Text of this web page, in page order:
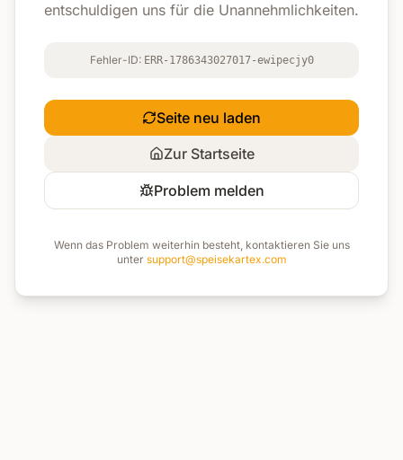
entschuldigen uns für die Unannehmlichkeiten.
Fehler-ID: ERR-1786343027017-ewipecjy0
Seite neu laden
Zur Startseite
Problem melden
Wenn das Problem weiterhin besteht, kontaktieren Sie uns
unter support@speisekartex.com